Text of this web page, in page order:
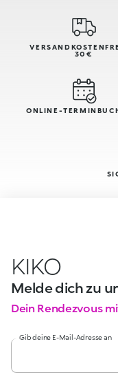
30€
ONLINE-
KIKO
Melde dich zu
Dein Rendezvous
Gib deine E-Mail-Adresse an